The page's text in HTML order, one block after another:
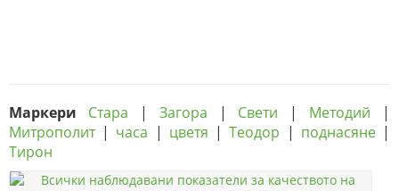
Маркери Стара | Загора | Свети | Методий |
Митрополит| часа | цветя |Теодор | поднасяне|
Тирон